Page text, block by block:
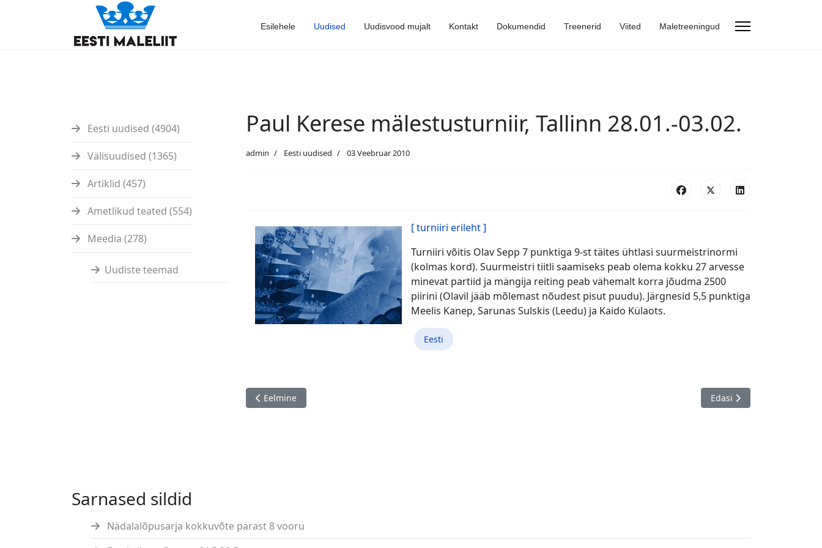
Esilehele Uudised Uudisvood mujalt Kontakt Dokumendid Treenerid Viited Maletreeningud
Eesti uudised (4904)
Välisuudised (1365)
Artiklid (457)
Ametlikud teated (554)
Meedia (278)
Uudiste teemad
Paul Kerese mälestusturniir, Tallinn 28.01.-03.02.
admin Eesti uudised 03 Veebruar 2010
[ turniiri erileht ]
Turniiri võitis Olav Sepp 7 punktiga 9-st täites ühtlasi suurmeistrinormi
(kolmas kord). Suurmeistri tiitli saamiseks peab olema kokku 27 arvesse
minevat partiid ja mängija reiting peab vähemalt korra jõudma 2500
piirini (Olavil jääb mõlemast nõudest pisut puudu). Järgnesid 5,5 punktiga
Meelis Kanep, Sarunas Sulskis (Leedu) ja Kaido Külaots.
Eesti
Eelmine artikkel: Fischeri Male Eesti meistrivõistlused ja Vint.ee 3. sünnipäev
Eelmine Järgmine artikkel: MA
Edasi
Sarnased sildid
Nädalalõpusarja kokkuvõte pärast 8 vooru